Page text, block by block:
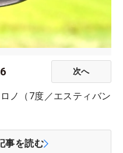
次へ
ノ（7度／エスティバン
事を読む